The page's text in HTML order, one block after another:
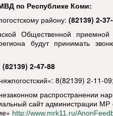
по Республике Коми:
району: (82139) 2-
Общественной
будут принимать
(82139) 2-47-88
8(82139) 2-11-09;
распространении
сайт администрации МР
http://www.mrk11.ru/